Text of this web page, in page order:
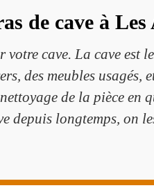
de cave à Les
cave. La cave est
des meubles usagés,
de la pièce en
depuis longtemps, on